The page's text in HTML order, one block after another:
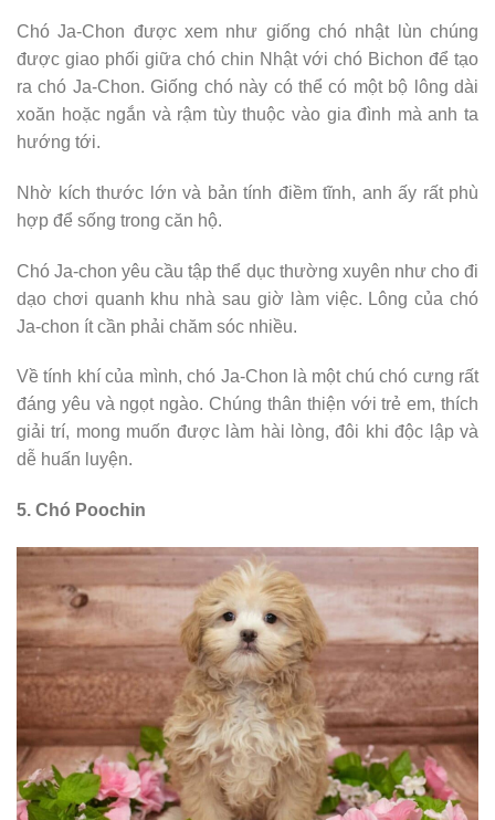
Chó Ja-Chon được xem như giống chó nhật lùn chúng
được giao phối giữa chó chin Nhật với chó Bichon để tạo
ra chó Ja-Chon. Giống chó này có thể có một bộ lông dài
xoăn hoặc ngắn và rậm tùy thuộc vào gia đình mà anh ta
hướng tới.
Nhờ kích thước lớn và bản tính điềm tĩnh, anh ấy rất phù
hợp để sống trong căn hộ.
Chó Ja-chon yêu cầu tập thể dục thường xuyên như cho đi
dạo chơi quanh khu nhà sau giờ làm việc. Lông của chó
Ja-chon ít cần phải chăm sóc nhiều.
Về tính khí của mình, chó Ja-Chon là một chú chó cưng rất
đáng yêu và ngọt ngào. Chúng thân thiện với trẻ em, thích
giải trí, mong muốn được làm hài lòng, đôi khi độc lập và
dễ huấn luyện.
5. Chó Poochin